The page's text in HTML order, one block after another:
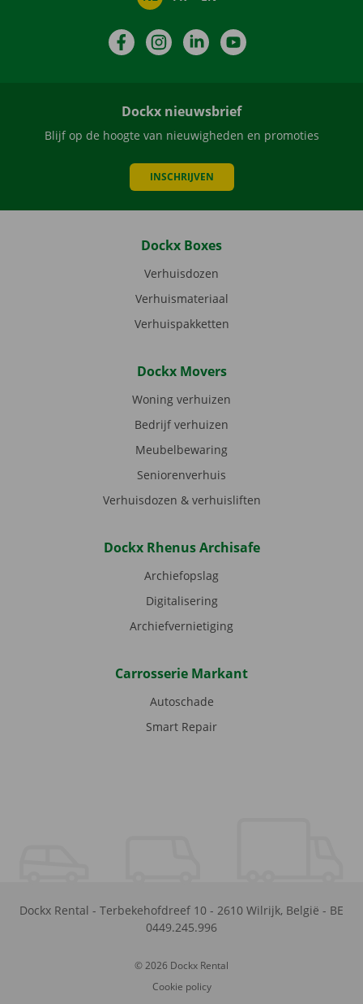
FacebookInstagramLinkedIn
Dockx nieuwsbrief
Blijf op de hoogte van nieuwigheden en promoties
INSCHRIJVEN
Dockx Boxes
Verhuisdozen
Verhuismateriaal
Verhuispakketten
Dockx Movers
Woning verhuizen
Bedrijf verhuizen
Meubelbewaring
Seniorenverhuis
Verhuisdozen & verhuisliften
Dockx Rhenus Archisafe
Archiefopslag
Digitalisering
Archiefvernietiging
Carrosserie Markant
Autoschade
Smart Repair
Dockx Rental - Terbekehofdreef 10 - 2610 Wilrijk, België - BE
0449.245.996
© 2026 Dockx Rental
Cookie policy